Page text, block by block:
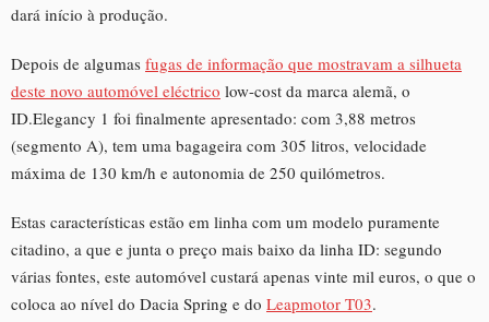
dará início à produção.
Depois de algumas fugas de informação que mostravam a silhueta
deste novo automóvel eléctrico low-cost da marca alemã, o
ID.Elegancy 1 foi finalmente apresentado: com 3,88 metros
(segmento A), tem uma bagageira com 305 litros, velocidade
máxima de 130 km/h e autonomia de 250 quilómetros.
Estas características estão em linha com um modelo puramente
citadino, a que e junta o preço mais baixo da linha ID: segundo
várias fontes, este automóvel custará apenas vinte mil euros, o que o
coloca ao nível do Dacia Spring e do Leapmotor T03.